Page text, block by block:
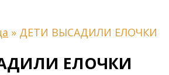
» ДЕТИ ВЫСАДИЛИ ЕЛОЧКИ
ЕЛОЧКИ